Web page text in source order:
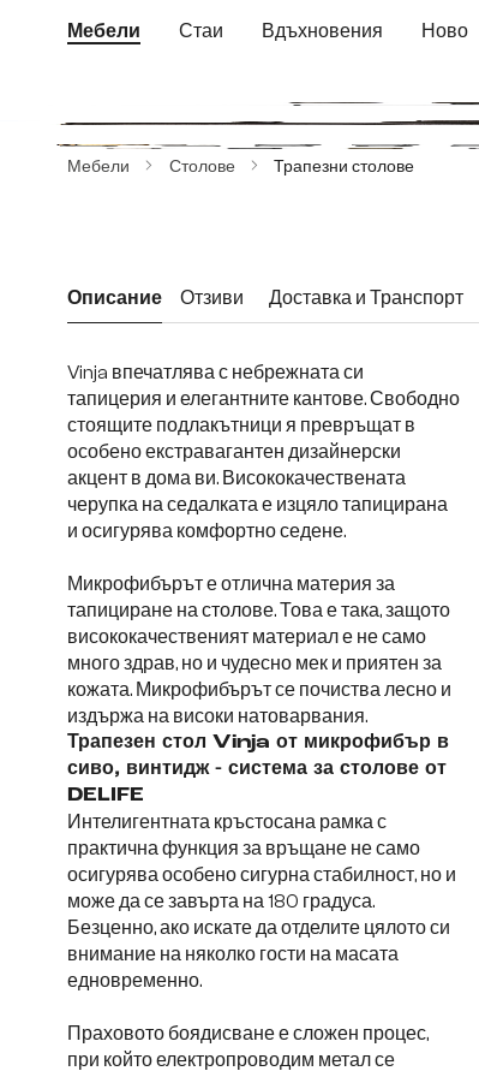
към основното съдържание
Преминете към търсенето
Преминете към основната навигация
Мебели Стаи Вдъхновения Ново
Мебели Столове Трапезни столове
Описание Отзиви Доставка и Транспорт
Vinja впечатлява с небрежната си
тапицерия и елегантните кантове. Свободно
стоящите подлакътници я превръщат в
особено екстравагантен дизайнерски
акцент в дома ви. Висококачествената
черупка на седалката е изцяло тапицирана
и осигурява комфортно седене.
Микрофибърът е отлична материя за
тапициране на столове. Това е така, защото
висококачественият материал е не само
много здрав, но и чудесно мек и приятен за
кожата. Микрофибърът се почиства лесно и
издържа на високи натоварвания.
Трапезен стол Vinja от микрофибър в
сиво, винтидж - система за столове от
DELIFE
Интелигентната кръстосана рамка с
практична функция за връщане не само
осигурява особено сигурна стабилност, но и
може да се завърта на 180 градуса.
Безценно, ако искате да отделите цялото си
внимание на няколко гости на масата
едновременно.
Праховото боядисване е сложен процес,
при който електропроводим метал се